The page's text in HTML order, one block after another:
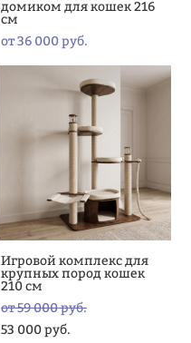
домиком для кошек 216
см
от 36 000 pуб.
Игровой комплекс для
крупных пород кошек
210 см
от 59 000 pуб.
53 000 pуб.